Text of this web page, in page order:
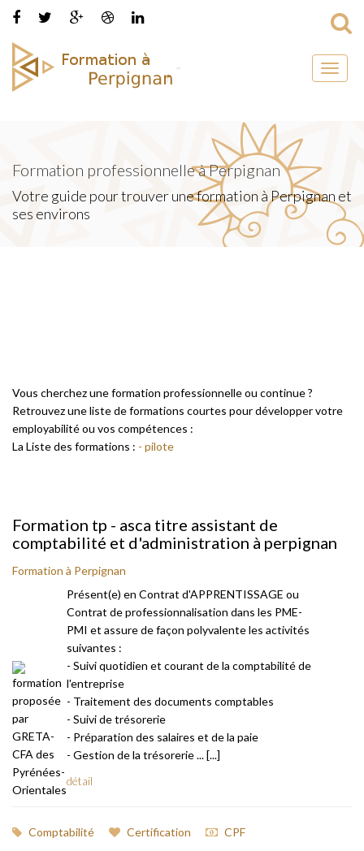
Toggle
Formation professionnelle à Perpignan
Votre guide pour trouver une formation à Perpignan et
ses environs
Vous cherchez une formation professionnelle ou continue ?
Retrouvez une liste de formations courtes pour développer votre
employabilité ou vos compétences :
La Liste des formations : - pilote
Formation tp - asca titre assistant de
comptabilité et d'administration à perpignan
Formation à Perpignan
Présent(e) en Contrat d'APPRENTISSAGE ou
Contrat de professionnalisation dans les PME-
PMI et assure de façon polyvalente les activités
suivantes :
- Suivi quotidien et courant de la comptabilité de
l'entreprise
- Traitement des documents comptables
- Suivi de trésorerie
- Préparation des salaires et de la paie
- Gestion de la trésorerie ... [...]
détail
Comptabilité Certification CPF